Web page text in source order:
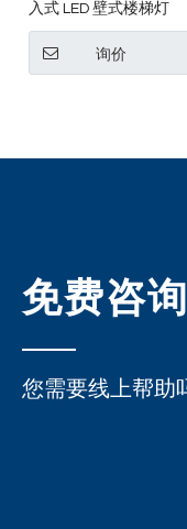
入式 LED 壁式楼梯灯
询价
免费咨询
您需要线上帮助